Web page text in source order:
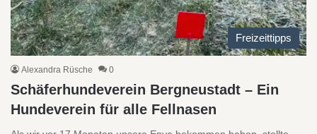
Freizeittipps
Alexandra Rüsche 0
Schäferhundeverein Bergneustadt – Ein
Hundeverein für alle Fellnasen